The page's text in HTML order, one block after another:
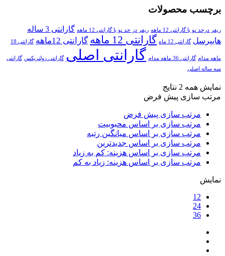
برچسب محصولات
ریفر درحد نو با گارانتی 12 ماهه ریفر در حد نو با گارانتی 12 ماهه
گارانتی 3 ساله
هایپرسل گارانتی 12 ماه گارانتی 12 ماهه گارانتی 12ماهه گارانتی 18
ماهه مدام گارانتی 36 ماهه مدام گارانتی اصلی گارانتی زولتریکس گارانتی
سه ساله اصلی
نمایش همه 2 نتایج
مرتب سازی پیش فرض
مرتب سازی پیش فرض
مرتب سازی بر اساس محبوبیت
مرتب سازی بر اساس میانگین رتبه
مرتب سازی بر اساس جدیدترین
مرتب سازی بر اساس هزینه: کم به زیاد
مرتب سازی بر اساس هزینه: زیاد به کم
نمایش
12
24
36